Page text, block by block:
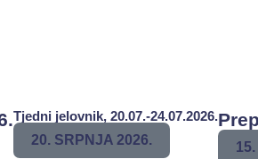
Tjedni jelovnik, 20.07.-24.07.2026.
20. SRPNJA 2026.